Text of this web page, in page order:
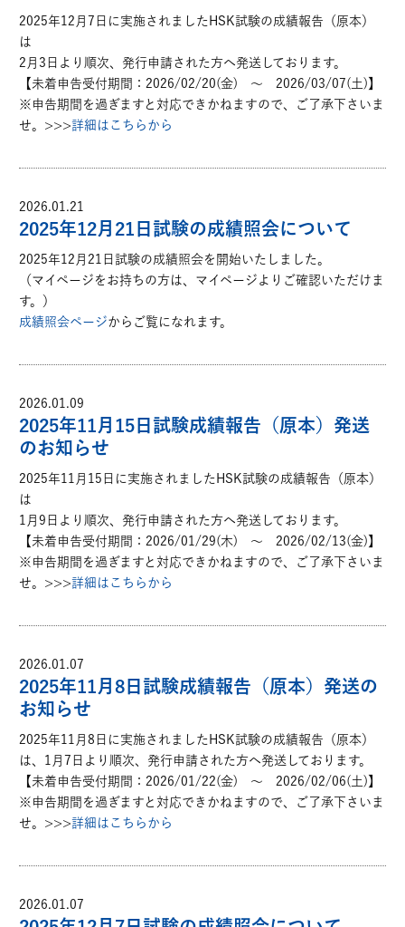
2025年12月7日に実施されましたHSK試験の成績報告（原本）
は
2月3日より順次、発行申請された方へ発送しております。
【未着申告受付期間：2026/02/20(金) ～ 2026/03/07(土)】
※申告期間を過ぎますと対応できかねますので、ご了承下さいま
せ。>>>詳細はこちらから
2026.01.21
2025年12月21日試験の成績照会について
2025年12月21日試験の成績照会を開始いたしました。
（マイページをお持ちの方は、マイページよりご確認いただけま
す。）
成績照会ページからご覧になれます。
2026.01.09
2025年11月15日試験成績報告（原本）発送
のお知らせ
2025年11月15日に実施されましたHSK試験の成績報告（原本）
は
1月9日より順次、発行申請された方へ発送しております。
【未着申告受付期間：2026/01/29(木) ～ 2026/02/13(金)】
※申告期間を過ぎますと対応できかねますので、ご了承下さいま
せ。>>>詳細はこちらから
2026.01.07
2025年11月8日試験成績報告（原本）発送の
お知らせ
2025年11月8日に実施されましたHSK試験の成績報告（原本）
は、1月7日より順次、発行申請された方へ発送しております。
【未着申告受付期間：2026/01/22(金) ～ 2026/02/06(土)】
※申告期間を過ぎますと対応できかねますので、ご了承下さいま
せ。>>>詳細はこちらから
2026.01.07